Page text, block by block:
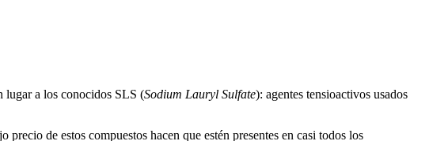
lugar a los conocidos SLS (Sodium Lauryl Sulfate): agentes tensioactivos usados
de estos compuestos hacen que estén presentes en casi todos los